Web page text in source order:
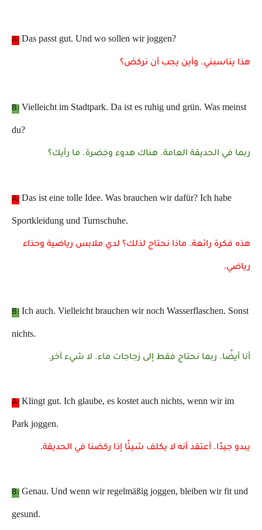
A: Das passt gut. Und wo sollen wir joggen?
هذا يناسبني. وأين يجب أن نركض؟
B: Vielleicht im Stadtpark. Da ist es ruhig und grün. Was meinst
du?
ربما في الحديقة العامة. هناك هدوء وخضرة. ما رأيك؟
A: Das ist eine tolle Idee. Was brauchen wir dafür? Ich habe
Sportkleidung und Turnschuhe.
هذه فكرة رائعة. ماذا نحتاج لذلك؟ لدي ملابس رياضية وحذاء
رياضي.
B: Ich auch. Vielleicht brauchen wir noch Wasserflaschen. Sonst
nichts.
أنا أيضًا. ربما نحتاج فقط إلى زجاجات ماء. لا شيء آخر.
A: Klingt gut. Ich glaube, es kostet auch nichts, wenn wir im
Park joggen.
يبدو جيدًا. أعتقد أنه لا يكلف شيئًا إذا ركضنا في الحديقة.
B: Genau. Und wenn wir regelmäßig joggen, bleiben wir fit und
gesund.